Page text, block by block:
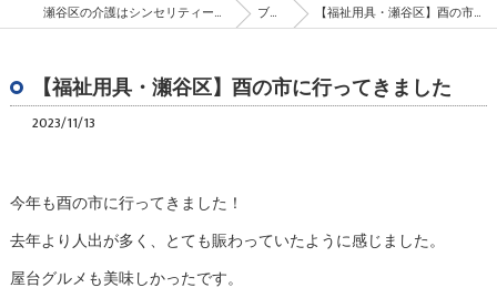
瀬谷区の介護はシンセリティーサービス株式会社 ブログ 【福祉用具・瀬谷区】酉の市に行ってきました
【福祉用具・瀬谷区】酉の市に行ってきました
2023/11/13
今年も酉の市に行ってきました！
去年より人出が多く、とても賑わっていたように感じました。
屋台グルメも美味しかったです。